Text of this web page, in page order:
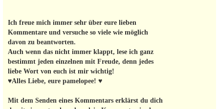
Ich freue mich immer sehr über eure lieben
Kommentare und versuche so viele wie möglich
davon zu beantworten.
Auch wenn das nicht immer klappt, lese ich ganz
bestimmt jeden einzelnen mit Freude, denn jedes
liebe Wort von euch ist mir wichtig!
♥Alles Liebe, eure pamelopee! ♥
Mit dem Senden eines Kommentars erklärst du dich